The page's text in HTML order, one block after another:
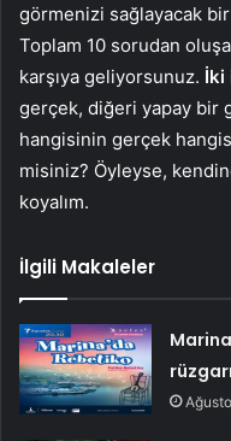
görmenizi sağlayacak
Toplam 10 sorudan
karşıya geliyorsunuz. İki
gerçek, diğeri yapay bir
hangisinin gerçek
misiniz? Öyleyse,
koyalım.
İlgili Makaleler